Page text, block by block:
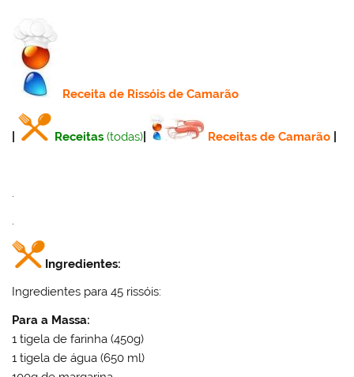
Receitade Rissóis de Camarão
Receitas (todas) Receitas de Camarão
.
.
Ingredientes:
Ingredientes para 45 rissóis:
Para a Massa:
1 tigela de farinha (450g)
1 tigela de água (650 ml)